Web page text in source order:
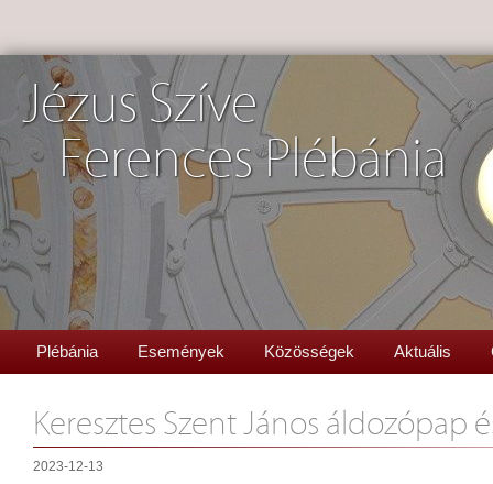
Jézus Szíve
Ferences Plébánia
Plébánia Események Közösségek Aktuális
Keresztes Szent János áldozópap
2023-12-13